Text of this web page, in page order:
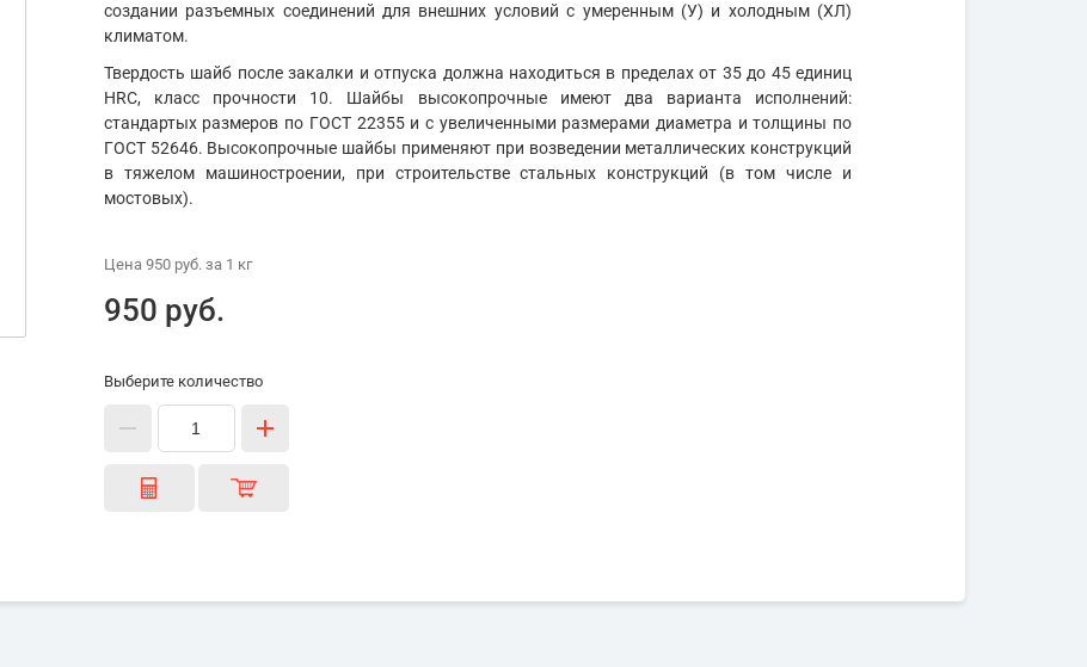
создании разъемных соединений для внешних условий с умеренным (У) и холодным (ХЛ)
климатом.
Твердость шайб после закалки и отпуска должна находиться в пределах от 35 до 45 единиц
HRC, класс прочности 10. Шайбы высокопрочные имеют два варианта исполнений:
стандартых размеров по ГОСТ 22355 и с увеличенными размерами диаметра и толщины по
ГОСТ 52646. Высокопрочные шайбы применяют при возведении металлических конструкций
в тяжелом машиностроении, при строительстве стальных конструкций (в том числе и
мостовых).
Цена 950 руб.за 1 кг
950 руб.
Выберите количество